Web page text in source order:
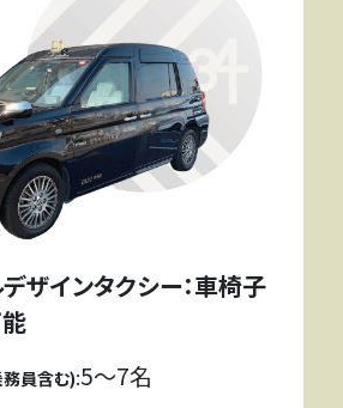
ザインタクシー：車椅子
員含む):5〜7名